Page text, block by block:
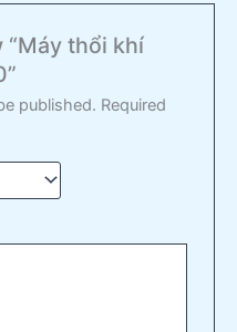
“Máy thổi khí
published. Required